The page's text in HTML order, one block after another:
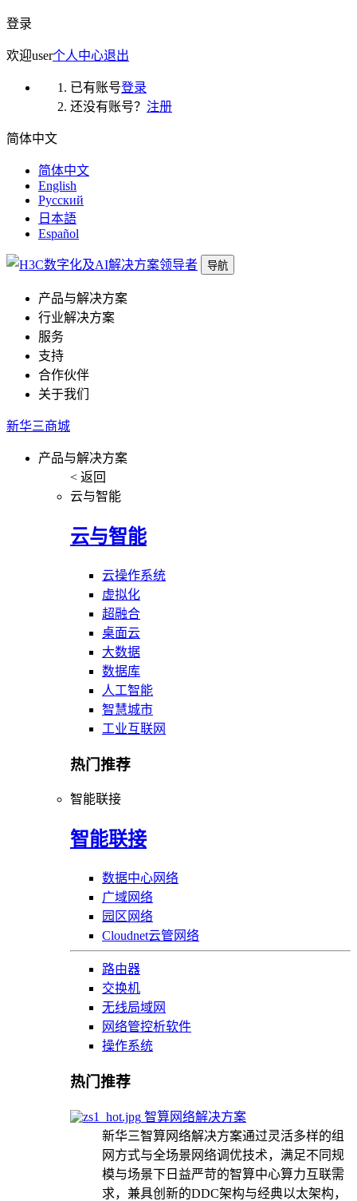
登录
欢迎user个人中心退出
已有账号登录
还没有账号？ 注册
简体中文
简体中文
English
Русский
日本語
Español
导航
产品与解决方案
行业解决方案
服务
支持
合作伙伴
关于我们
新华三商城
产品与解决方案
< 返回
云与智能
云与智能
云操作系统
虚拟化
超融合
桌面云
大数据
数据库
人工智能
智慧城市
工业互联网
热门推荐
智能联接
智能联接
数据中心网络
广域网络
园区网络
Cloudnet云管网络
路由器
交换机
无线局域网
网络管控析软件
操作系统
热门推荐
智算网络解决方案
新华三智算网络解决方案通过灵活多样的组
网方式与全场景网络调优技术，满足不同规
模与场景下日益严苛的智算中心算力互联需
求，兼具创新的DDC架构与经典以太架构，